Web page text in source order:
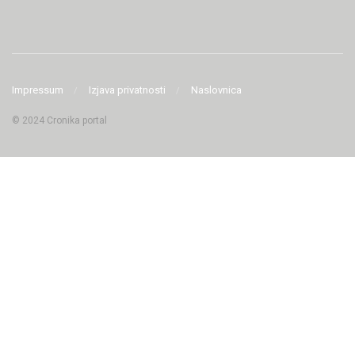
Impressum Izjava privatnosti Naslovnica
© 2024 Cronika portal